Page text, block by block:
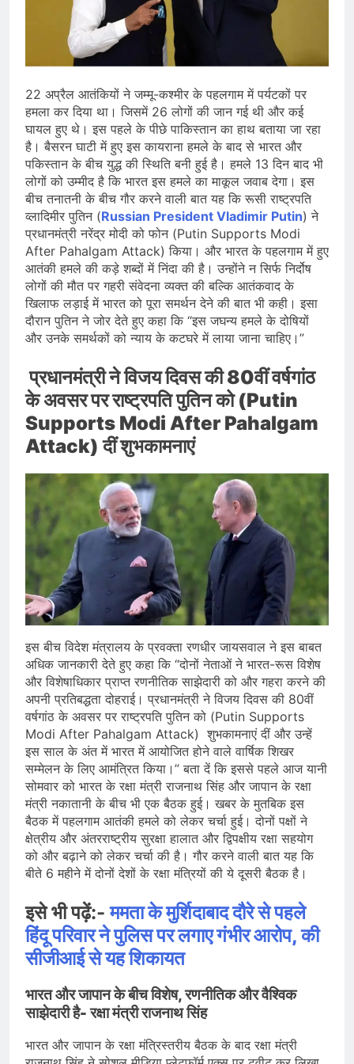
देशभर में विशेष कार्यक्रमों के जरिए भारतीय
बुनकरों और पारंपरिक वस्त्रों को मिलेगा बढ़ावा
August 2, 2026
प्रधानमंत्री नरेंद्र मोदी ने भोगापुरम
अंतरराष्ट्रीय हवाई अड्डे का उद्घाटन किया,
आंध्र प्रदेश में ₹18,000 करोड़ की विकास
परियोजनाओं की शुरुआत
केंद्र सरकार ने विस्तारित Khelo India
Scheme को मंजूरी दी, खेल ढाँचे को मजबूत
करने के लिए ₹36,441 करोड़ का बड़ा
प्रावधान
August 1, 2026
22 अप्रैल आतंकियों ने जम्मू-कश्मीर के पहलगाम में पर्यटकों पर
हमला कर दिया था। जिसमें 26 लोगों की जान गई थी और कई
घायल हुए थे। इस पहले के पीछे पाकिस्तान का हाथ बताया जा रहा
है। बैसरन घाटी में हुए इस कायराना हमले के बाद से भारत और
पकिस्तान के बीच युद्ध की स्थिति बनी हुई है। हमले 13 दिन बाद भी
लोगों को उम्मीद है कि भारत इस हमले का माकूल जवाब देगा। इस
बीच तनातनी के बीच गौर करने वाली बात यह कि रूसी राष्ट्रपति
व्लादिमीर पुतिन (Russian President Vladimir Putin) ने
प्रधानमंत्री नरेंद्र मोदी को फोन (Putin Supports Modi
After Pahalgam Attack) किया। और भारत के पहलगाम में हुए
आतंकी हमले की कड़े शब्दों में निंदा की है। उन्होंने न सिर्फ निर्दोष
लोगों की मौत पर गहरी संवेदना व्यक्त की बल्कि आतंकवाद के
खिलाफ लड़ाई में भारत को पूरा समर्थन देने की बात भी कही। इसा
दौरान पुतिन ने जोर देते हुए कहा कि “इस जघन्य हमले के दोषियों
और उनके समर्थकों को न्याय के कटघरे में लाया जाना चाहिए।”
प्रधानमंत्री ने विजय दिवस की 80वीं वर्षगांठ
के अवसर पर राष्ट्रपति पुतिन को (Putin
Supports Modi After Pahalgam
Attack) दीं शुभकामनाएं
इस बीच विदेश मंत्रालय के प्रवक्ता रणधीर जायसवाल ने इस बाबत
अधिक जानकारी देते हुए कहा कि “दोनों नेताओं ने भारत-रूस विशेष
और विशेषाधिकार प्राप्त रणनीतिक साझेदारी को और गहरा करने की
अपनी प्रतिबद्धता दोहराई। प्रधानमंत्री ने विजय दिवस की 80वीं
वर्षगांठ के अवसर पर राष्ट्रपति पुतिन को (Putin Supports
Modi After Pahalgam Attack) शुभकामनाएं दीं और उन्हें
इस साल के अंत में भारत में आयोजित होने वाले वार्षिक शिखर
सम्मेलन के लिए आमंत्रित किया।” बता दें कि इससे पहले आज यानी
सोमवार को भारत के रक्षा मंत्री राजनाथ सिंह और जापान के रक्षा
मंत्री नकातानी के बीच भी एक बैठक हुई। खबर के मुतबिक इस
बैठक में पहलगाम आतंकी हमले को लेकर चर्चा हुई। दोनों पक्षों ने
क्षेत्रीय और अंतरराष्ट्रीय सुरक्षा हालात और द्विपक्षीय रक्षा सहयोग
को और बढ़ाने को लेकर चर्चा की है। गौर करने वाली बात यह कि
बीते 6 महीने में दोनों देशों के रक्षा मंत्रियों की ये दूसरी बैठक है।
इसे भी पढ़ें:-ममता के मुर्शिदाबाद दौरे से पहले
हिंदू परिवार ने पुलिस पर लगाए गंभीर आरोप, की
सीजीआई से यह शिकायत
भारत और जापान के बीच विशेष, रणनीतिक और वैश्विक
साझेदारी है- रक्षा मंत्री राजनाथ सिंह
भारत और जापान के रक्षा मंत्रिस्तरीय बैठक के बाद रक्षा मंत्री